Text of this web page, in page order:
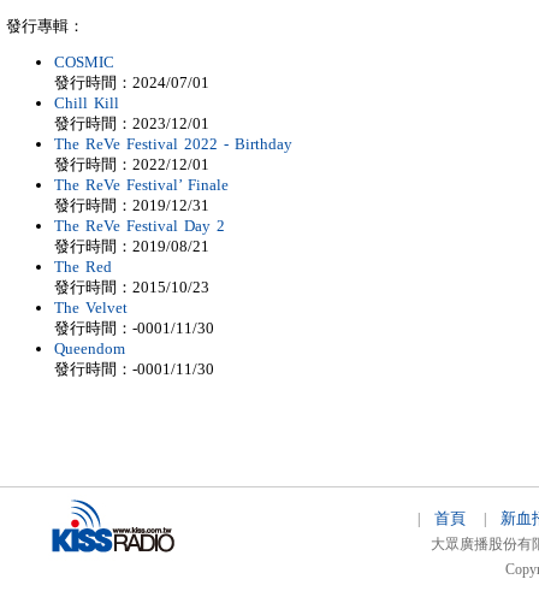
發行專輯：
COSMIC
發行時間：2024/07/01
Chill Kill
發行時間：2023/12/01
The ReVe Festival 2022 - Birthday
發行時間：2022/12/01
The ReVe Festival’ Finale
發行時間：2019/12/31
The ReVe Festival Day 2
發行時間：2019/08/21
The Red
發行時間：2015/10/23
The Velvet
發行時間：-0001/11/30
Queendom
發行時間：-0001/11/30
首頁 新血
大眾廣播股份有